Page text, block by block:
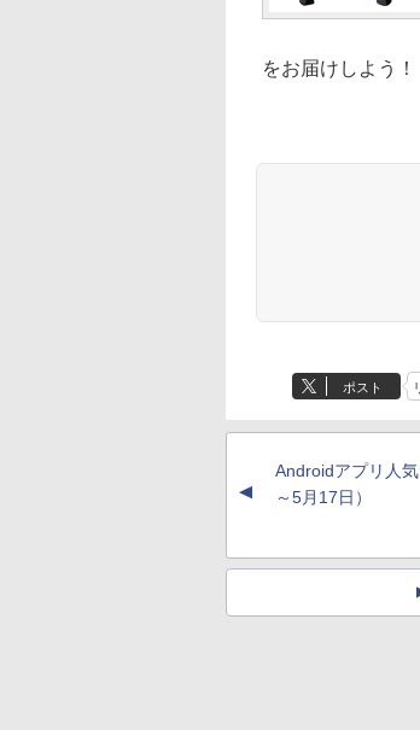
をお届けしよう！
ポスト
▲
Androidアプリ人
～5月17日）